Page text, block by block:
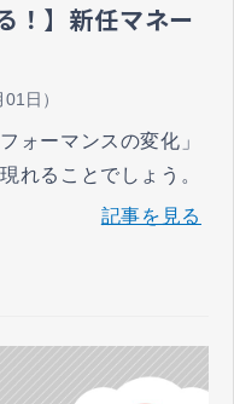
！】新任マネー
01日 ）
ォーマンスの変化」
れることでしょう。
記事を見る